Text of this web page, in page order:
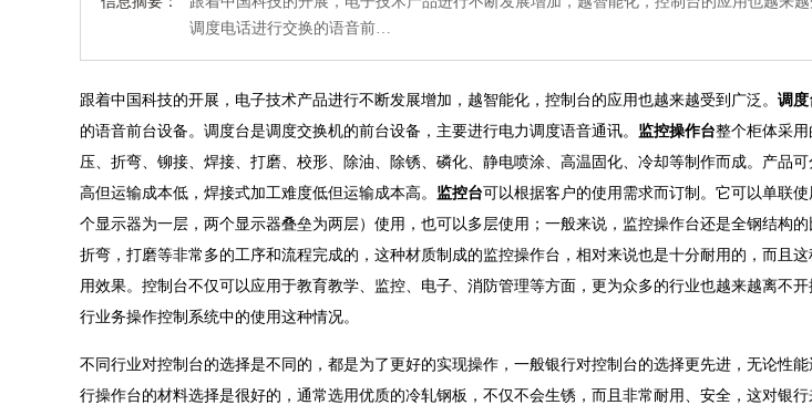
调度电话进行交换的语音前…
跟着中国科技的开展，电子技术产品进行不断发展增加，越智能化，控制台的应用也越来越受到广泛。 调度
的语音前台设备。调度台是调度交换机的前台设备，主要进行电力调度语音通讯。 监控操作台整个柜体采用
压、折弯、铆接、焊接、打磨、校形、除油、除锈、磷化、静电喷涂、高温固化、冷却等制作而成。产品
高但运输成本低，焊接式加工难度低但运输成本高。 监控台可以根据客户的使用需求而订制。它可以单联
个显示器为一层，两个显示器叠垒为两层）使用，也可以多层使用；一般来说，监控操作台还是全钢结构
折弯，打磨等非常多的工序和流程完成的，这种材质制成的监控操作台，相对来说也是十分耐用的，而且
用效果。控制台不仅可以应用于教育教学、监控、电子、消防管理等方面，更为众多的行业也越来越离不
行业务操作控制系统中的使用这种情况。
不同行业对控制台的选择是不同的，都是为了更好的实现操作，一般银行对控制台的选择更先进，无论性
行操作台的材料选择是很好的，通常选用优质的冷轧钢板，不仅不会生锈，而且非常耐用、安全，这对银